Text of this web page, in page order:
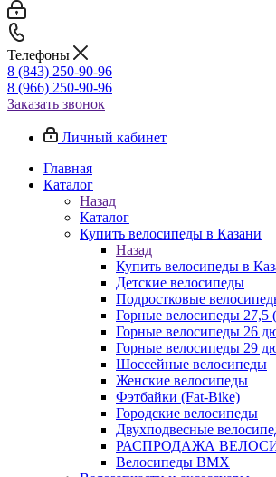
Телефоны
8 (843) 250-90-96
8 (966) 250-90-96
Заказать звонок
Личный кабинет
Главная
Каталог
Назад
Каталог
Купить велосипеды в Казани
Назад
Купить велосипеды в
Детские велосипеды
Подростковые
Горные велосипеды 27,5
Горные велосипеды 26
Горные велосипеды 29
Шоссейные велосипеды
Женские велосипеды
Фэтбайки (Fat-Bike)
Городские велосипеды
Двухподвесные
РАСПРОДАЖА
Велосипеды BMX